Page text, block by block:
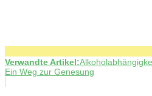
Verwandte Artikel:
Ein Weg zur Genesung